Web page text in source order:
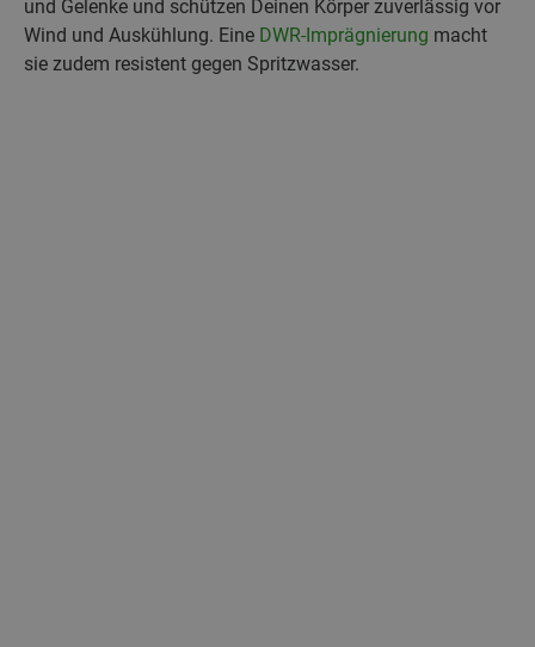
und Gelenke und schützen Deinen Körper zuverlässig vor
Wind und Auskühlung. Eine DWR-Imprägnierung macht
sie zudem resistent gegen Spritzwasser.